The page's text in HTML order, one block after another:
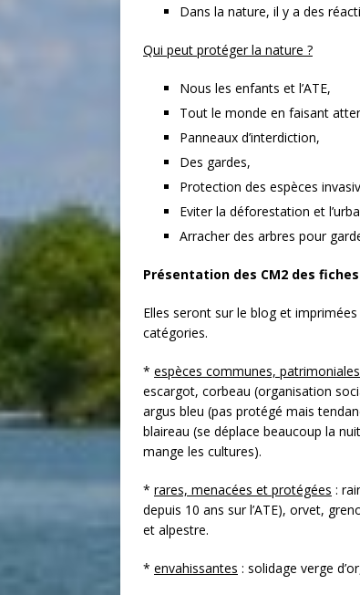
Dans la nature, il y a des
Qui peut protéger la nature ?
Nous les enfants et l’ATE,
Tout le monde en faisant
Panneaux d’interdiction,
Des gardes,
Protection des espèces
Eviter la déforestation et
Arracher des arbres pour
Présentation des CM2 des
Elles seront sur le blog et
catégories.
* espèces communes, patrimoniales
escargot, corbeau (organisation
argus bleu (pas protégé mais
blaireau (se déplace beaucoup la
mange les cultures).
* rares, menacées et protégées :
depuis 10 ans sur l’ATE), orvet,
et alpestre.
* envahissantes : solidage verge